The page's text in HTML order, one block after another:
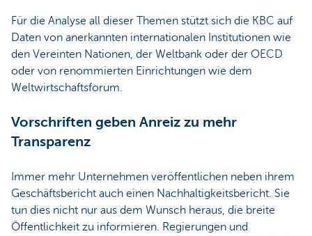
Für die Analyse all dieser Themen stützt sich die KBC auf
Daten von anerkannten internationalen Institutionen wie
den Vereinten Nationen, der Weltbank oder der OECD
oder von renommierten Einrichtungen wie dem
Weltwirtschaftsforum.
Vorschriften geben Anreiz zu mehr
Transparenz
Immer mehr Unternehmen veröffentlichen neben ihrem
Geschäftsbericht auch einen Nachhaltigkeitsbericht. Sie
tun dies nicht nur aus dem Wunsch heraus, die breite
Öffentlichkeit zu informieren. Regierungen und